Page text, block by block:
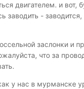
двигателем. и вот,
заводить -
заслонки и
что за
у нас в мурманске